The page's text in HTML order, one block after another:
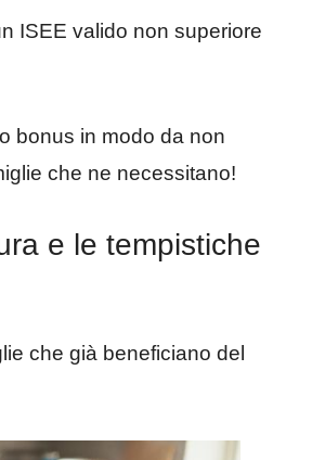
ISEE valido non superiore
bonus in modo da non
che ne necessitano!
e le tempistiche
che già beneficiano del